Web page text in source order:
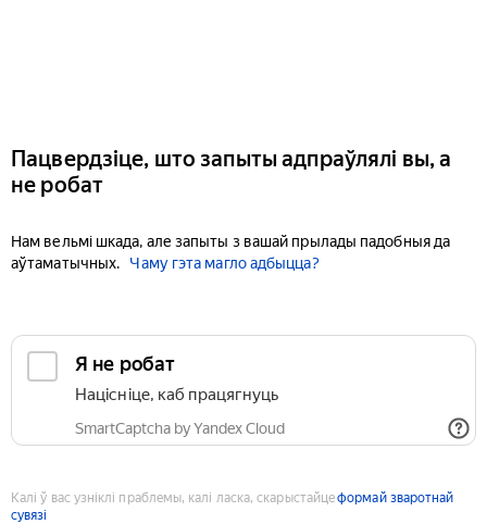
Пацвердзіце, што запыты адпраўлялі вы, а
не робат
Нам вельмі шкада, але запыты з вашай прылады падобныя да
аўтаматычных.
Чаму гэта магло адбыцца?
Я не робат
Націсніце, каб працягнуць
SmartCaptcha by Yandex Cloud
Калі ў вас узніклі праблемы, калі ласка, скарыстайцеформай зваротнай
сувязі